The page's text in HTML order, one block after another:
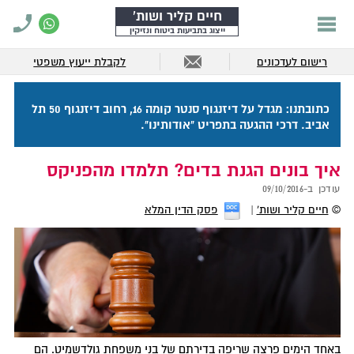
חיים קליר ושות'
ייצוג בתביעות ביטוח ונזיקין
רישום לעדכונים לקבלת ייעוץ משפטי
כתובתנו: מגדל על דיזנגוף סנטר קומה 16, רחוב דיזנגוף 50 תל
אביב. דרכי ההגעה בתפריט "אודותינו".
איך בונים הגנת בדים? תלמדו מהפניקס
עודכן ב-09/10/2016
© חיים קליר ושות' פסק הדין המלא
באחד הימים פרצה שריפה בדירתם של בני משפחת גולדשמיט. הם